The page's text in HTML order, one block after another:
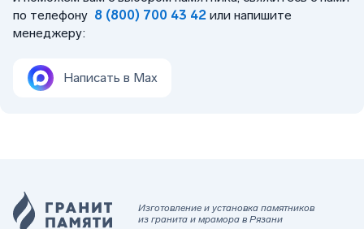
по телефону 8 (800) 700 43 42 или напишите
менеджеру:
Написать в Max
Изготовление и установка памятников
из гранита и мрамора в Рязани